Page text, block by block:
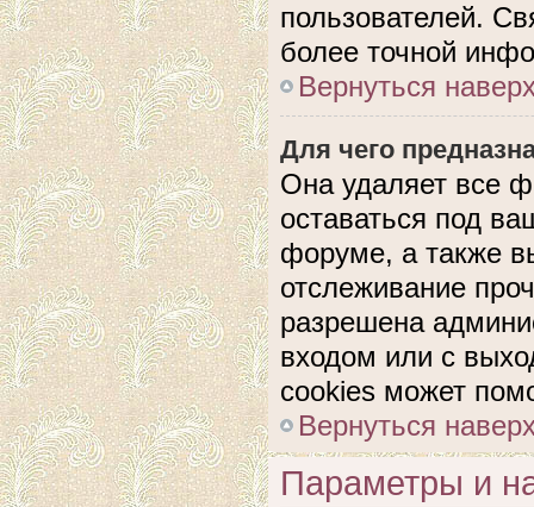
пользователей.
более точной
Вернуться
Для чего
Она удаляет все
оставаться под
форуме, а также
отслеживание
разрешена
входом или с
cookies может
Вернуться
Параметры и